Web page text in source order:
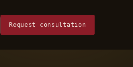
Request consultation